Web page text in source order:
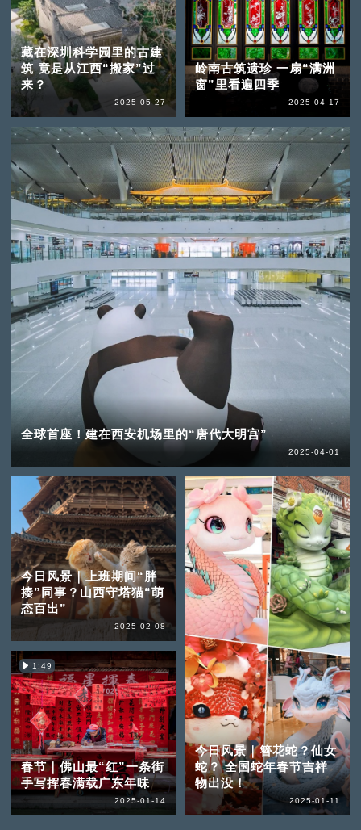
藏在深圳科学园里的古建
筑 竟是从江西“搬家”过
来？
2025-05-27
岭南古筑遗珍 一扇“满洲
窗”里看遍四季
2025-04-17
全球首座！建在西安机场里的“唐代大明宫”
2025-04-01
今日风景｜上班期间“胖
揍”同事？山西守塔猫“萌
态百出”
2025-02-08
1:49
春节｜佛山最“红”一条街
手写挥春满载广东年味
2025-01-14
今日风景｜簪花蛇？仙女
蛇？ 全国蛇年春节吉祥
物出没！
2025-01-11